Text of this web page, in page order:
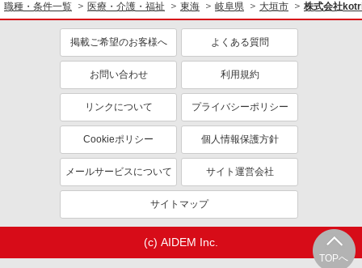
TOPへ
職種・条件一覧 医療・介護・福祉 東海 岐阜県 大垣市 株式会社
掲載ご希望のお客様へ よくある質問
お問い合わせ 利用規約
リンクについて プライバシーポリシー
Cookieポリシー 個人情報保護方針
メールサービスについて サイト運営会社
サイトマップ
(c) AIDEM Inc.